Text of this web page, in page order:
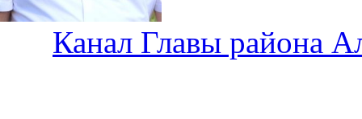
Канал Главы района